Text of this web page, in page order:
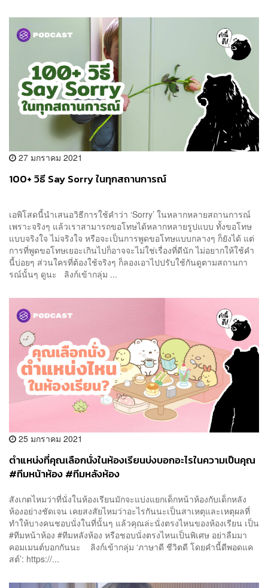
27 มกราคม 2021
100+ วิธี Say Sorry ในทุกสถานการณ์
เอพิโสดนี้นำเสนอวิธีการใช้คำว่า ‘Sorry’ ในหลากหลายสถานการณ์
เพราะจริงๆ แล้วเราสามารถขอโทษได้หลากหลายรูปแบบ ทั้งขอโทษ
แบบจริงใจ ไม่จริงใจ หรือจะเป็นการพูดขอโทษแบบกลางๆ ก็ยังได้ แต่
การที่พูดขอโทษเยอะเกินไปก็อาจจะไม่ใช่เรื่องที่ดีนัก ไม่อยากให้ใช้คำ
นี้บ่อยๆ ส่วนใครที่ต้องใช้จริงๆ ก็ลองเอาไปปรับใช้กันดูตามสถานกา
รณ์นั้นๆ ดูนะ ลิงก์เข้ากลุ่ม ...
25 มกราคม 2021
ตำแหน่งที่คุณเลือกนั่งในห้องเรียนบ่งบอกอะไรในความเป็นคุณ
#ทีมหน้าห้อง #ทีมหลังห้อง
สังเกตไหมว่าที่นั่งในห้องเรียนมักจะแบ่งแยกเด็กหน้าห้องกับเด็กหลัง
ห้องอย่างชัดเจน เคยสงสัยไหมว่าอะไรกันนะเป็นสาเหตุและเหตุผลที่
ทำให้บางคนชอบนั่งในที่นั้นๆ แล้วคุณล่ะนั่งตรงไหนของห้องเรียน เป็น
#ทีมหน้าห้อง #ทีมหลังห้อง หรือชอบนั่งตรงไหนเป็นพิเศษ อย่าลืมมา
คอมเมนต์บอกกันนะ ลิงก์เข้ากลุ่ม ‘ภาษาดี ชีวิตดี โดยคำนี้ดีพอดแค
สต์’: https://...